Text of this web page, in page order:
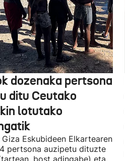
dozenaka pertsona
ditu Ceutako
lotutako
Eskubideen Elkartearen
pertsona auzipetu dituzte
bost adingabe) eta